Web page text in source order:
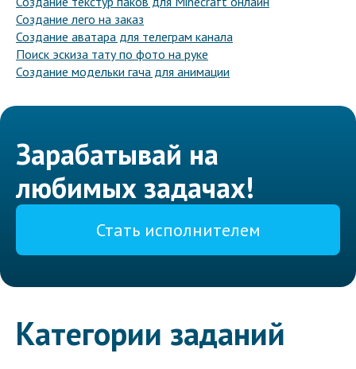
Создание лего на заказ
Создание аватара для телеграм канала
Поиск эскиза тату по фото на руке
Создание модельки гача для анимации
Зарабатывай на
любимых задачах!
Стать исполнителем
Категории заданий